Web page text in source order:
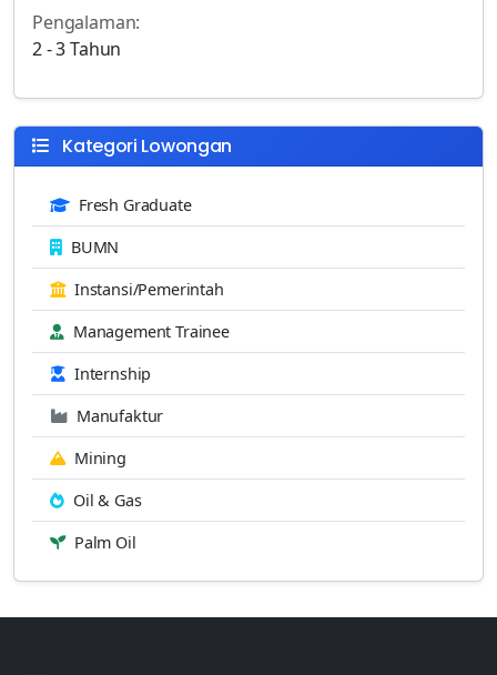
Pengalaman:
2 - 3 Tahun
Kategori Lowongan
Fresh Graduate
BUMN
Instansi/Pemerintah
Management Trainee
Internship
Manufaktur
Mining
Oil & Gas
Palm Oil